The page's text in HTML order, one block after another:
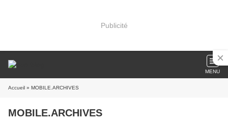
Publicité
MENU
Accueil » MOBILE.ARCHIVES
MOBILE.ARCHIVES